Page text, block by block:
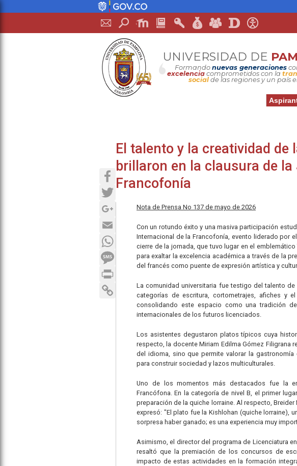
UNIVERSIDAD DE
Formando nuevas generaciones
excelenciacomprometidos con la
socialde las regiones y un país
Facebook
Twitter
Google+
WhatsApp
Copy Link
El talento y la creatividad de
brillaron en la clausura de
Francofonía
Nota de Prensa No 137 de mayo de 2026
Con un rotundo éxito y una masiva participación
Internacional de la Francofonía, evento liderado por
cierre de la jornada, que tuvo lugar en el
para exaltar la excelencia académica a través de la
del francés como puente de expresión artística y
La comunidad universitaria fue testigo del talento
categorías de escritura, cortometrajes, afiches y
consolidando este espacio como una tradición
internacionales de los futuros licenciados.
Los asistentes degustaron platos típicos cuya
respecto, la docente Miriam Edilma Gómez
del idioma, sino que permite valorar la
para construir sociedad y lazos multiculturales.
Uno de los momentos más destacados fue la
Francófona. En la categoría de nivel B, el primer
preparación de la quiche lorraine. Al respecto,
expresó: "El plato fue la Kishlohan (quiche lorraine),
sorpresa haber ganado; es una experiencia muy
Asimismo, el director del programa de Licenciatura
resaltó que la premiación de los concursos de
impacto de estas actividades en la formación